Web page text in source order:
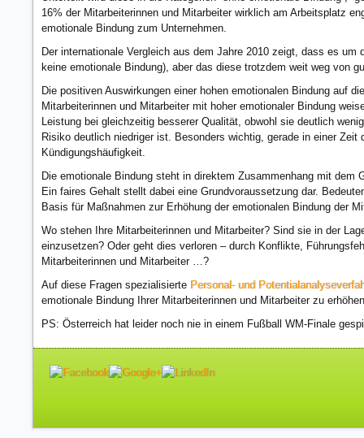
16% der Mitarbeiterinnen und Mitarbeiter wirklich am Arbeitsplatz
emotionale Bindung zum Unternehmen.
Der internationale Vergleich aus dem Jahre 2010 zeigt, dass es
keine emotionale Bindung), aber das diese trotzdem weit weg von
Die positiven Auswirkungen einer hohen emotionalen Bindung auf
Mitarbeiterinnen und Mitarbeiter mit hoher emotionaler Bindung
Leistung bei gleichzeitig besserer Qualität, obwohl sie deutlich
Risiko deutlich niedriger ist. Besonders wichtig, gerade in einer
Kündigungshäufigkeit.
Die emotionale Bindung steht in direktem Zusammenhang mit dem
Ein faires Gehalt stellt dabei eine Grundvoraussetzung dar.
Basis für Maßnahmen zur Erhöhung der emotionalen Bindung der
Wo stehen Ihre Mitarbeiterinnen und Mitarbeiter? Sind sie in der
einzusetzen? Oder geht dies verloren – durch Konflikte,
Mitarbeiterinnen und Mitarbeiter …?
Auf diese Fragen spezialisierte Personal- und
emotionale Bindung Ihrer Mitarbeiterinnen und Mitarbeiter zu
PS: Österreich hat leider noch nie in einem Fußball WM-Finale